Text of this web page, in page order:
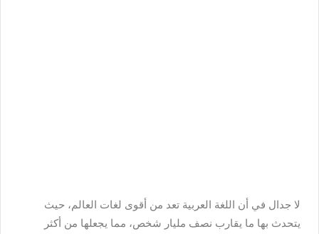
لا جدال في أن اللغة العربية تعد من أقوى لغات العالم، حيث
يتحدث بها ما يقارب نصف مليار شخص، مما يجعلها من أكثر